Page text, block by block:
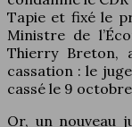
Tapie et fixé le
Ministre de
Thierry Breton,
cassation : le
cassé le 9
Or, un nouveau